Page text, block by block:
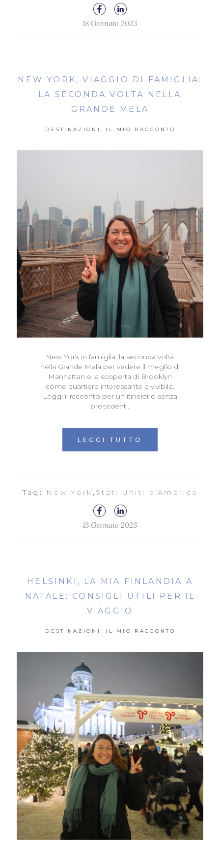
18 Gennaio 2023
NEW YORK, VIAGGIO DI FAMIGLIA:
LA SECONDA VOLTA NELLA
GRANDE MELA
DESTINAZIONI IL MIO RACCONTO
New York in famiglia, la seconda volta
nella Grande Mela per vedere il meglio di
Manhattan e la scoperta di Brooklyn
come quartiere interessante e vivibile.
Leggi il racconto per un itinerario senza
precedenti.
LEGGI TUTTO
Tag: New York , Stati Uniti d'America
13 Gennaio 2023
HELSINKI, LA MIA FINLANDIA A
NATALE: CONSIGLI UTILI PER IL
VIAGGIO
DESTINAZIONI , IL MIO RACCONTO